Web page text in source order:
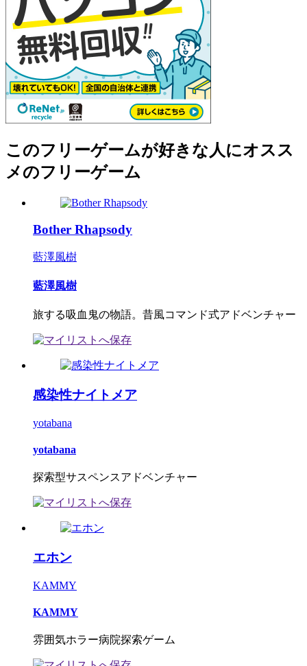
このフリーゲームが好きな人にオスス
メのフリーゲーム
Bother Rhapsody
藍澤風樹
藍澤風樹
旅する吸血鬼の物語。昔風コマンド式アドベンチャー
感染性ナイトメア
yotabana
yotabana
探索型サスペンスアドベンチャー
エホン
KAMMY
KAMMY
雰囲気ホラー病院探索ゲーム